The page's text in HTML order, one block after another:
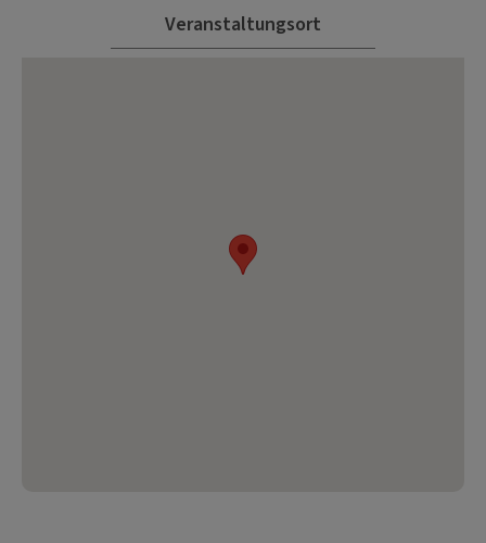
Veranstaltungsort